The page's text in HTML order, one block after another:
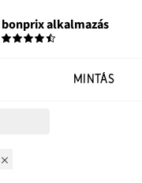
bonprix alkalmazás
MINTÁS